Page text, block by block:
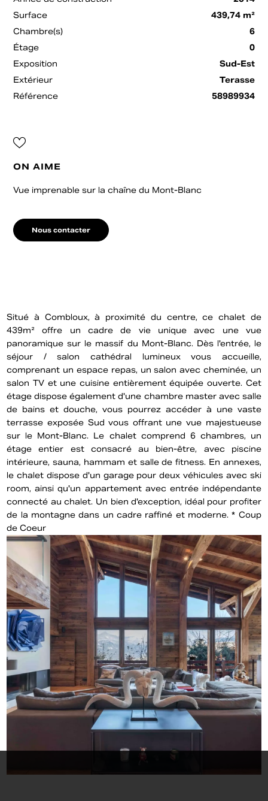
Surface
439,74 m²
Chambre(s)
6
Étage
0
Exposition
Sud-Est
Extérieur
Terasse
Référence
58989934
ON AIME
Vue imprenable sur la chaîne du Mont-Blanc
Nous contacter
Situé à Combloux, à proximité du centre, ce chalet de
439m² offre un cadre de vie unique avec une vue
panoramique sur le massif du Mont-Blanc. Dès l'entrée, le
séjour / salon cathédral lumineux vous accueille,
comprenant un espace repas, un salon avec cheminée, un
salon TV et une cuisine entièrement équipée ouverte. Cet
étage dispose également d'une chambre master avec salle
de bains et douche, vous pourrez accéder à une vaste
terrasse exposée Sud vous offrant une vue majestueuse
sur le Mont-Blanc. Le chalet comprend 6 chambres, un
étage entier est consacré au bien-être, avec piscine
intérieure, sauna, hammam et salle de fitness. En annexes,
le chalet dispose d'un garage pour deux véhicules avec ski
room, ainsi qu'un appartement avec entrée indépendante
connecté au chalet. Un bien d'exception, idéal pour profiter
de la montagne dans un cadre raffiné et moderne. * Coup
de Coeur